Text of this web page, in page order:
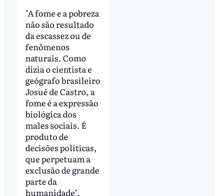
"A fome e a pobreza
não são resultado
da escassez ou de
fenômenos
naturais. Como
dizia o cientista e
geógrafo brasileiro
Josué de Castro, a
fome é a expressão
biológica dos
males sociais. É
produto de
decisões políticas,
que perpetuam a
exclusão de grande
parte da
humanidade",